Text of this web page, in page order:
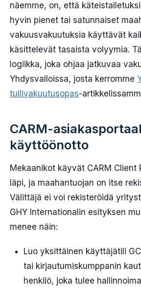
näemme, on, että
hyvin pienet tai satunnaiset
vakuusvakuutuksia käyttävät
käsittelevät tasaista volyymia.
logiikka, joka ohjaa jatkuvaa
Yhdysvalloissa, josta kerromme
tullivakuutusopas-
CARM-
käyttöönotto
Mekaanikot käyvät CARM Client
läpi, ja maahantuojan on itse
Välittäjä ei voi rekisteröidä
GHY Internationalin esityksen
menee näin:
Luo yksittäinen käyttäjätili
tai kirjautumiskumppanin
henkilö, joka tulee